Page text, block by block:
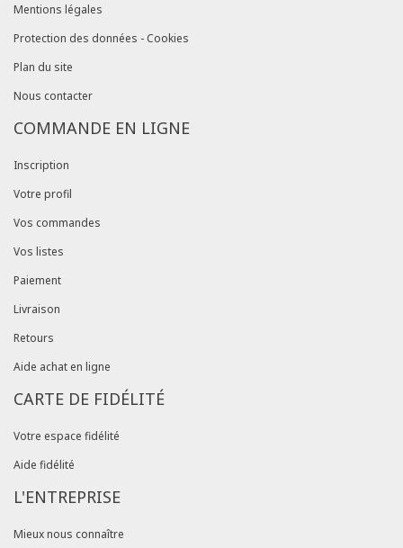
Mentions légales
Protection des données - Cookies
Plan du site
Nous contacter
COMMANDE EN LIGNE
Inscription
Votre profil
Vos commandes
Vos listes
Paiement
Livraison
Retours
Aide achat en ligne
CARTE DE FIDÉLITÉ
Votre espace fidélité
Aide fidélité
L'ENTREPRISE
Mieux nous connaître